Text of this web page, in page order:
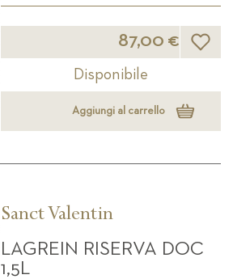
87,00 €
Disponibile
Aggiungi al carrello
Sanct Valentin
LAGREIN RISERVA DOC
1,5L